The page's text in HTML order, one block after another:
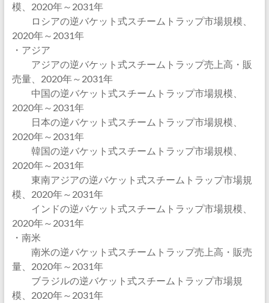
模、2020年～2031年
ロシアの逆バケット式スチームトラップ市場規模、
2020年～2031年
・アジア
アジアの逆バケット式スチームトラップ売上高・販
売量、2020年～2031年
中国の逆バケット式スチームトラップ市場規模、
2020年～2031年
日本の逆バケット式スチームトラップ市場規模、
2020年～2031年
韓国の逆バケット式スチームトラップ市場規模、
2020年～2031年
東南アジアの逆バケット式スチームトラップ市場規
模、2020年～2031年
インドの逆バケット式スチームトラップ市場規模、
2020年～2031年
・南米
南米の逆バケット式スチームトラップ売上高・販売
量、2020年～2031年
ブラジルの逆バケット式スチームトラップ市場規
模、2020年～2031年